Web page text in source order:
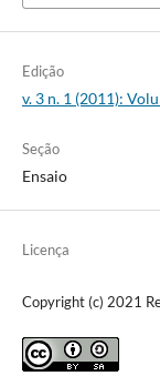
Edição
v. 3 n. 1 (2011):
Seção
Ensaio
Licença
Copyright (c) 2021